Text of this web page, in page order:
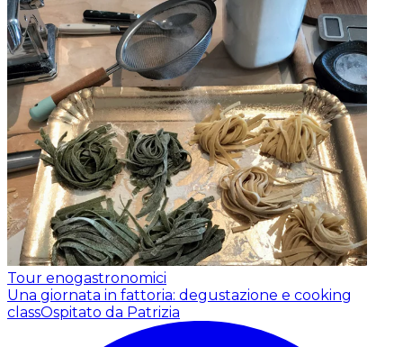
Tour enogastronomici
Una giornata in fattoria: degustazione e cooking
classOspitato da Patrizia